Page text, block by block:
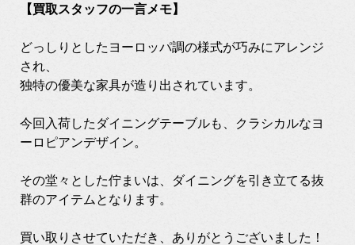
【買取スタッフの一言メモ】
どっしりとしたヨーロッパ調の様式が巧みにアレンジ
され、
独特の優美な家具が造り出されています。
今回入荷したダイニングテーブルも、クラシカルなヨ
ーロピアンデザイン。
その堂々とした佇まいは、ダイニングを引き立てる抜
群のアイテムとなります。
買い取りさせていただき、ありがとうございました！